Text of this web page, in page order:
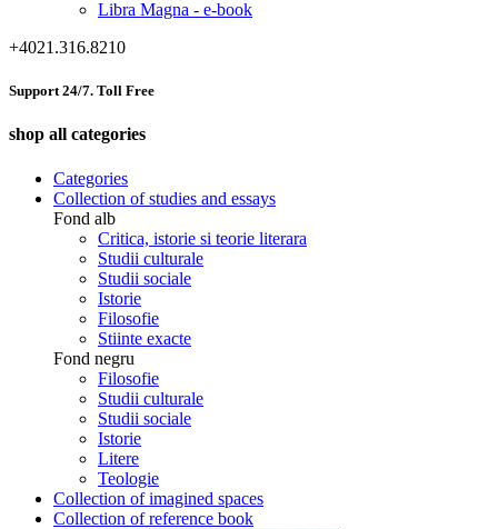
Libra Magna - e-book
+4021.316.8210
Support 24/7. Toll Free
shop all categories
Categories
Collection of studies and essays
Fond alb
Critica, istorie si teorie literara
Studii culturale
Studii sociale
Istorie
Filosofie
Stiinte exacte
Fond negru
Filosofie
Studii culturale
Studii sociale
Istorie
Litere
Teologie
Collection of imagined spaces
Collection of reference book